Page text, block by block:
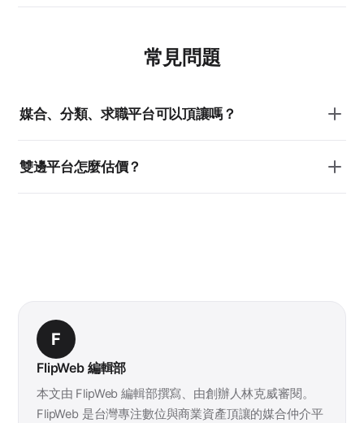
常見問題
媒合、分類、求職平台可以頂讓嗎？
雙邊平台怎麼估價？
F
FlipWeb 編輯部
本文由 FlipWeb 編輯部撰寫、由創辦人林克威審閱。
FlipWeb 是台灣專注數位與商業資產頂讓的媒合仲介平